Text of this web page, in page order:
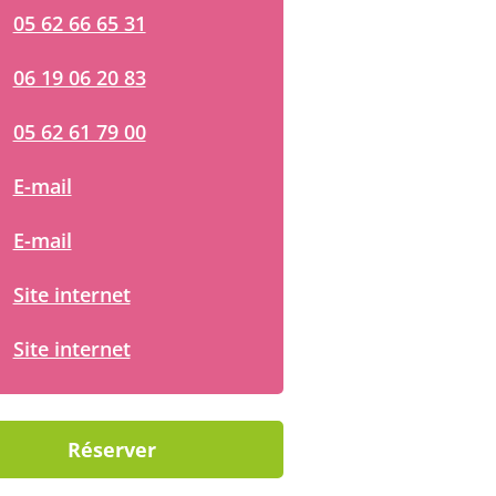
05 62 66 65 31
06 19 06 20 83
05 62 61 79 00
E-mail
E-mail
Site internet
Site internet
Réserver